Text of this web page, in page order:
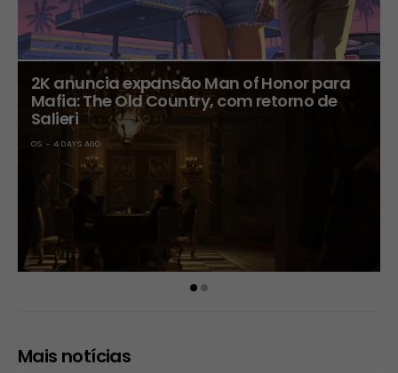
2K anuncia expansão Man of Honor para
Mafia: The Old Country, com retorno de
Salieri
OS 4 DAYS AGO
Mais notícias